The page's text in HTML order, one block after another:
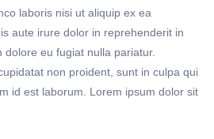
laboris nisi ut aliquip ex ea
aute irure dolor in reprehenderit in
dolore eu fugiat nulla pariatur.
non proident, sunt in culpa qui
id est laborum. Lorem ipsum dolor sit